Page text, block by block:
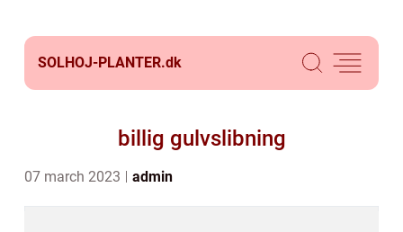
SOLHOJ-PLANTER.dk
billig gulvslibning
07 march 2023 admin